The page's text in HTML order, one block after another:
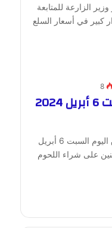
الزارعة للمتابعة
كبير في أسعار السلع
8
أسعار اللحوم اليوم السبت 6 أبريل 2024
استقرت أسعار اللحوم داخل الأسواق اليوم السبت 6 أبريل
على شراء اللحوم